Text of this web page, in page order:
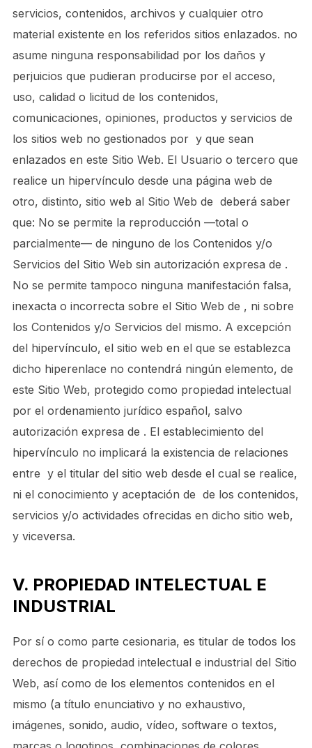
servicios, contenidos, archivos y cualquier otro
material existente en los referidos sitios enlazados. no
asume ninguna responsabilidad por los daños y
perjuicios que pudieran producirse por el acceso,
uso, calidad o licitud de los contenidos,
comunicaciones, opiniones, productos y servicios de
los sitios web no gestionados por y que sean
enlazados en este Sitio Web. El Usuario o tercero que
realice un hipervínculo desde una página web de
otro, distinto, sitio web al Sitio Web de deberá saber
que: No se permite la reproducción —total o
parcialmente— de ninguno de los Contenidos y/o
Servicios del Sitio Web sin autorización expresa de .
No se permite tampoco ninguna manifestación falsa,
inexacta o incorrecta sobre el Sitio Web de , ni sobre
los Contenidos y/o Servicios del mismo. A excepción
del hipervínculo, el sitio web en el que se establezca
dicho hiperenlace no contendrá ningún elemento, de
este Sitio Web, protegido como propiedad intelectual
por el ordenamiento jurídico español, salvo
autorización expresa de . El establecimiento del
hipervínculo no implicará la existencia de relaciones
entre y el titular del sitio web desde el cual se realice,
ni el conocimiento y aceptación de de los contenidos,
servicios y/o actividades ofrecidas en dicho sitio web,
y viceversa.
V. PROPIEDAD INTELECTUAL E
INDUSTRIAL
Por sí o como parte cesionaria, es titular de todos los
derechos de propiedad intelectual e industrial del Sitio
Web, así como de los elementos contenidos en el
mismo (a título enunciativo y no exhaustivo,
imágenes, sonido, audio, vídeo, software o textos,